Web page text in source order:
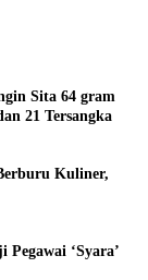
Sita 64 gram
21 Tersangka
Kuliner,
‘Syara’